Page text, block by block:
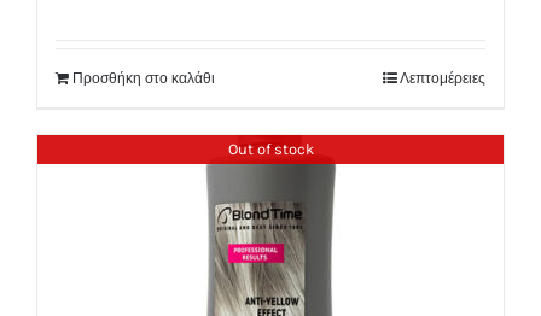
Προσθήκη στο καλάθι Λεπτομέρειες
Out of stock